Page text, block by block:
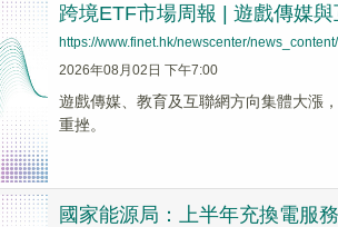
跨境ETF市場周報 | 遊戲傳媒
https://www.finet.hk/newscenter/
2026年08月02日 下午7:00
遊戲傳媒、教育及互聯網方向集體大漲
重挫。
國家能源局：上半年充換電服